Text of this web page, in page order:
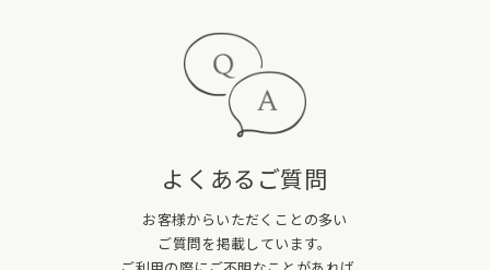
よくあるご質問
お客様からいただくことの多い
ご質問を掲載しています。